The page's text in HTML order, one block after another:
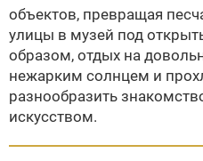
объектов, превращая
улицы в музей под
образом, отдых на
нежарким солнцем и
разнообразить
искусством.